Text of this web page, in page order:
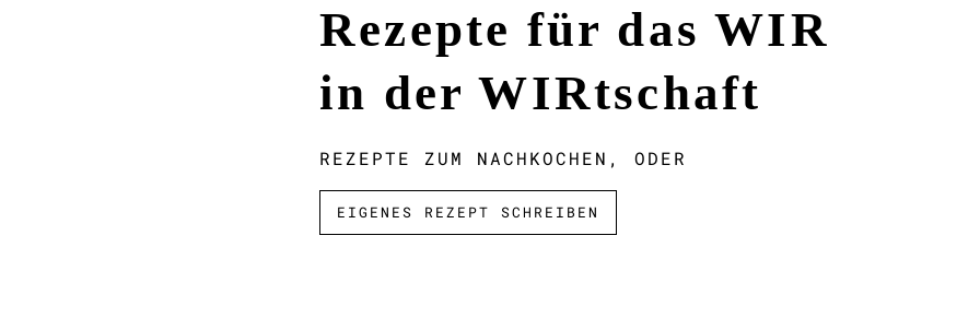
Rezepte für das WIR
in der WIRtschaft
REZEPTE ZUM NACHKOCHEN, ODER
EIGENES REZEPT SCHREIBEN